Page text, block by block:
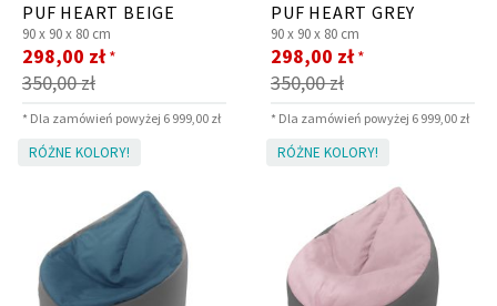
PUF HEART BEIGE
90 x 90 x 80 cm
350,00 zł
Cena
promocyjna
298,00 zł *
* Dla zamówień powyżej 6 999,00 zł
PUF HEART GREY
90 x 90 x 80 cm
350,00 zł
Cena
promocyjna
298,00 zł *
* Dla zamówień powyżej 6 999,00 zł
RÓŻNE KOLORY! RÓŻNE KOLORY!